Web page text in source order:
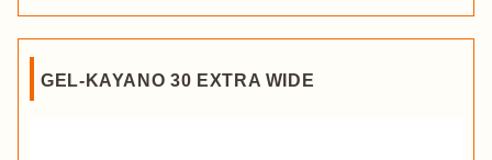
GEL-KAYANO 30 EXTRA WIDE